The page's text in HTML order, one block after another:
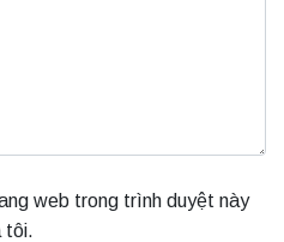
web trong trình duyệt này
tôi.